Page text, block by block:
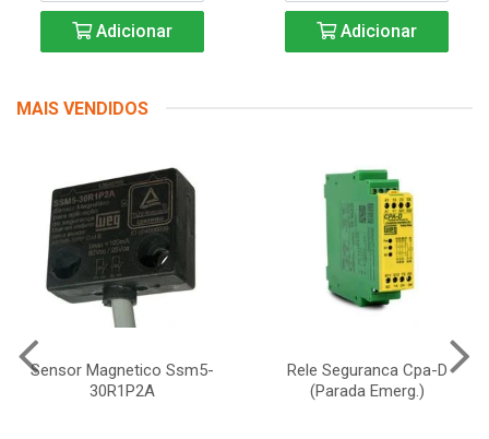
Adicionar Adicionar
MAIS VENDIDOS
Sensor Magnetico Ssm5-
30R1P2A
Rele Seguranca Cpa-D
(Parada Emerg.)